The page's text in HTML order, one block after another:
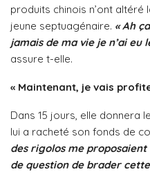
produits chinois n’ont
jeune septuagénaire. « Ah
jamais de ma vie je n’ai eu
assure t-elle.
« Maintenant, je vais
Dans 15 jours, elle donnera
lui a racheté son fonds de
des rigolos me
de question de brader